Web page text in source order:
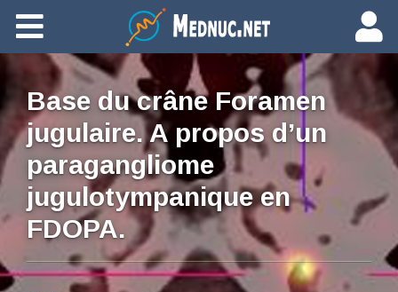
Ajouter du contenu
Base du crâne Foramen
jugulaire. A propos d’un
paragangliome
jugulotympanique en
FDOPA.